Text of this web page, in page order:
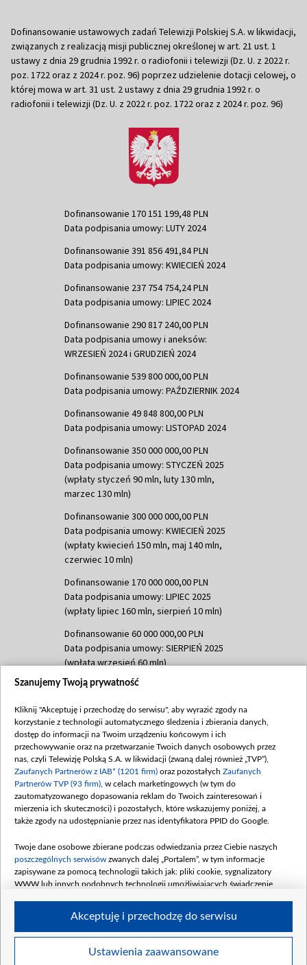
Dofinansowanie ustawowych zadań Telewizji Polskiej S.A. w likwidacji,
związanych z realizacją misji publicznej określonej w art. 21 ust. 1
ustawy z dnia 29 grudnia 1992 r. o radiofonii i telewizji (Dz. U. z 2022 r.
poz. 1722 oraz z 2024 r. poz. 96) poprzez udzielenie dotacji celowej, o
której mowa w art. 31 ust. 2 ustawy z dnia 29 grudnia 1992 r. o
radiofonii i telewizji (Dz. U. z 2022 r. poz. 1722 oraz z 2024 r. poz. 96)
Dofinansowanie 170 151 199,48 PLN
Data podpisania umowy: LUTY 2024
Dofinansowanie 391 856 491,84 PLN
Data podpisania umowy: KWIECIEŃ 2024
Dofinansowanie 237 754 754,24 PLN
Data podpisania umowy: LIPIEC 2024
Dofinansowanie 290 817 240,00 PLN
Data podpisania umowy i aneksów:
WRZESIEŃ 2024 i GRUDZIEŃ 2024
Dofinansowanie 539 800 000,00 PLN
Data podpisania umowy: PAŹDZIERNIK 2024
Dofinansowanie 49 848 800,00 PLN
Data podpisania umowy: LISTOPAD 2024
Dofinansowanie 350 000 000,00 PLN
Data podpisania umowy: STYCZEŃ 2025
(wpłaty styczeń 90 mln, luty 130 mln,
marzec 130 mln)
Dofinansowanie 300 000 000,00 PLN
Data podpisania umowy: KWIECIEŃ 2025
(wpłaty kwiecień 150 mln, maj 140 mln,
czerwiec 10 mln)
Dofinansowanie 170 000 000,00 PLN
Data podpisania umowy: LIPIEC 2025
(wpłaty lipiec 160 mln, sierpień 10 mln)
Dofinansowanie 60 000 000,00 PLN
Data podpisania umowy: SIERPIEŃ 2025
(wpłata wrzesień 60 mln)
Dofinansowanie 635 783 051,21 PLN
(wpłata wrzesień 100 mln, październik 350
mln, listopad 265 mln)
Dofinansowanie 48 862 000,00 PLN
Data podpisania umowy: GRUDZIEŃ 2025
(wpłata grudzień 60,548 mln)
Dofinansowanie 900 000 000,00 PLN
Data podpisania umowy: LUTY 2026 (wpłata
kwiecień 180 mln, 7 maja 180 mln, 8
czerwca 90 mln)
Dofinansowanie 250 000 000,00 PLN
4 sierpnia 250 mln
Szanujemy Twoją prywatność
Kliknij "Akceptuję i przechodzę do serwisu", aby wyrazić zgody na
korzystanie z technologii automatycznego śledzenia i zbierania danych,
dostęp do informacji na Twoim urządzeniu końcowym i ich
przechowywanie oraz na przetwarzanie Twoich danych osobowych przez
nas, czyli Telewizję Polską S.A. w likwidacji (zwaną dalej również „TVP”),
Zaufanych Partnerów z IAB* (1201 firm) oraz pozostałych Zaufanych
Partnerów TVP (93 firm) , w celach marketingowych (w tym do
zautomatyzowanego dopasowania reklam do Twoich zainteresowań i
mierzenia ich skuteczności) i pozostałych, które wskazujemy poniżej, a
także zgody na udostępnianie przez nas identyfikatora PPID do Google.
Twoje dane osobowe zbierane podczas odwiedzania przez Ciebie naszych
poszczególnych serwisów zwanych dalej „Portalem”, w tym informacje
zapisywane za pomocą technologii takich jak: pliki cookie, sygnalizatory
WWW lub innych podobnych technologii umożliwiających świadczenie
Twoje dane osobowe zbierane podczas odwiedzania przez Ciebie
Ustawienia zaawansowane
Akceptuję i przechodzę do serwisu